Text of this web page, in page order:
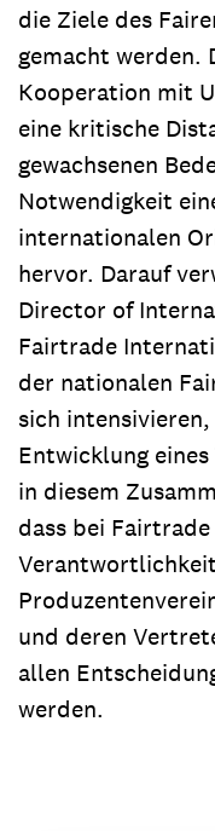
die Ziele des
gemacht werden.
Kooperation mit
eine kritische
gewachsenen
Notwendigkeit
internationalen
hervor. Darauf
Director of
Fairtrade
der nationalen
sich
Entwicklung
in diesem
dass bei
und deren
allen
werden.